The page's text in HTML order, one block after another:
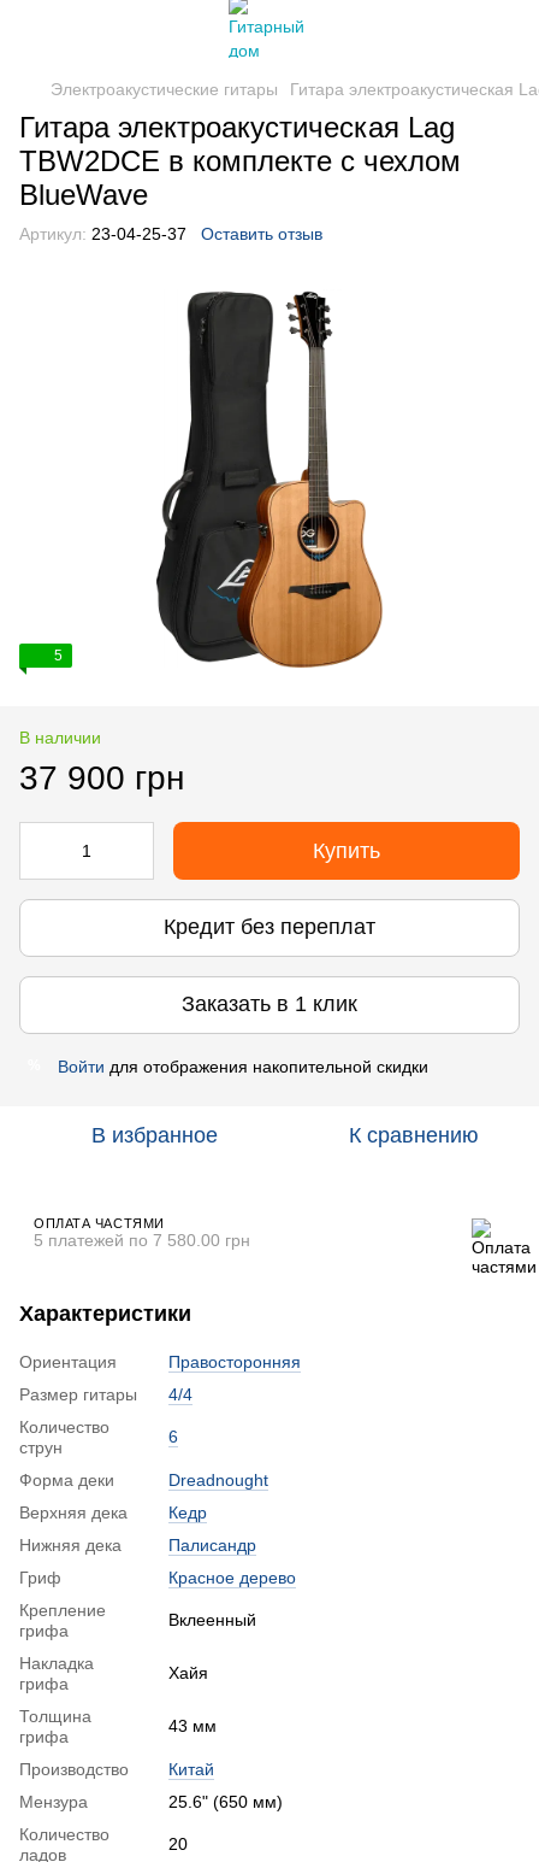
Электроакустические гитары Гитара электроакустическая
Гитара электроакустическая Lag
TBW2DCE в комплекте с чехлом
BlueWave
Артикул: 23-04-25-37 Оставить отзыв
5
В наличии
37 900 грн
Купить
Кредит без переплат
Заказать в 1 клик
Войти для отображения накопительной скидки
В избранное К сравнению
ОПЛАТА ЧАСТЯМИ
5 платежей по 7 580.00 грн
Характеристики
Ориентация
Правосторонняя
Размер гитары
4/4
Количество
струн
6
Форма деки
Dreadnought
Верхняя дека
Кедр
Нижняя дека
Палисандр
Гриф
Красное дерево
Крепление
грифа
Вклеенный
Накладка
грифа
Хайя
Толщина
грифа
43 мм
Производство
Китай
Мензура
25.6" (650 мм)
Количество
ладов
20